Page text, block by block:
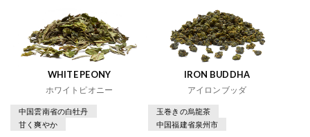
WHITE PEONY
ホワイトピオニー
中国雲南省の白牡丹
甘く爽やか
IRON BUDDHA
アイロンブッダ
玉巻きの烏龍茶
中国福建省泉州市